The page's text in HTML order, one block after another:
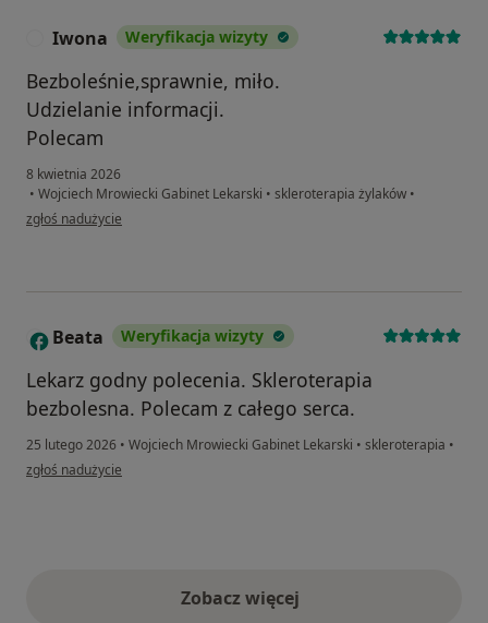
Iwona Weryfikacja wizyty
Bezboleśnie,sprawnie, miło.
Udzielanie informacji.
Polecam
8 kwietnia 2026
• Wojciech Mrowiecki Gabinet Lekarski • skleroterapia żylaków •
w opinii użytkownika Iwona
zgłoś nadużycie
B Beata Weryfikacja wizyty
Lekarz godny polecenia. Skleroterapia
bezbolesna. Polecam z całego serca.
25 lutego 2026 • Wojciech Mrowiecki Gabinet Lekarski • skleroterapia •
w opinii użytkownika Beata
zgłoś nadużycie
Zobacz więcejopinie powyżej